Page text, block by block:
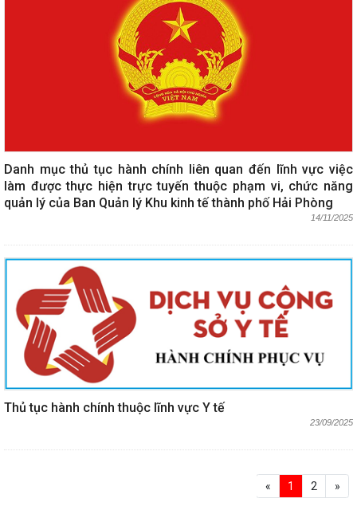
Danh mục thủ tục hành chính liên quan đến lĩnh vực việc
làm được thực hiện trực tuyến thuộc phạm vi, chức năng
quản lý của Ban Quản lý Khu kinh tế thành phố Hải Phòng
14/11/2025
Thủ tục hành chính thuộc lĩnh vực Y tế
23/09/2025
« 1 2 »